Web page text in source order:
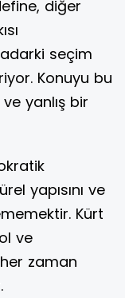
diğer
seçim
Konuyu bu
ve yanlış bir
yapısını ve
Kürt
ve
zaman